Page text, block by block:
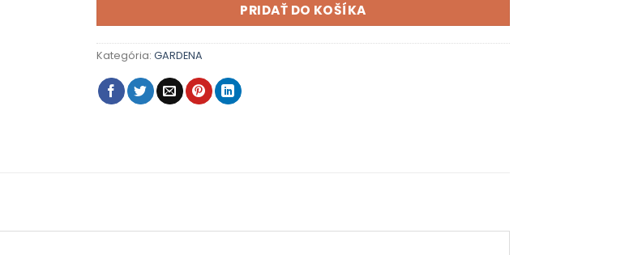
PRIDAŤ DO KOŠÍKA
Kategória: GARDENA